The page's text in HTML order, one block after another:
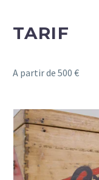
TARIF
A partir de 500 €